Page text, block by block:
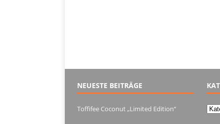
NEUESTE BEITRÄGE
Toffifee Coconut „Limited Edition“